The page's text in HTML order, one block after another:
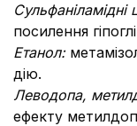
посилення
Етанол:
дію.
Леводопа,
ефекту